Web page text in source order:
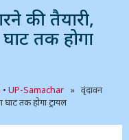
की तैयारी,
तक होगा
• UP-Samachar » वृंदावन
तक होगा ट्रायल